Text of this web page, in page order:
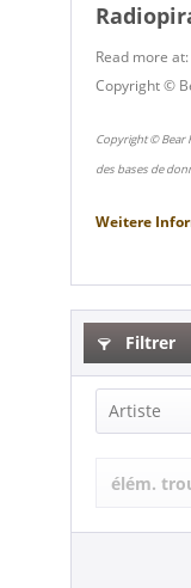
Read more at:
Copyright ©
Copyright © Bear
des bases de
Weitere
Filtrer
Artiste
élém.